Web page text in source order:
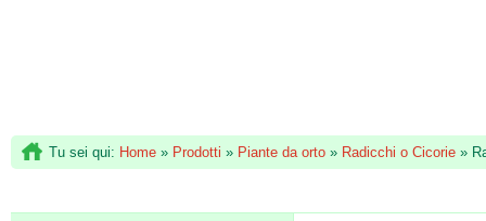
Tu sei qui: Home » Prodotti » Piante da orto » Radicchi o Cicorie »